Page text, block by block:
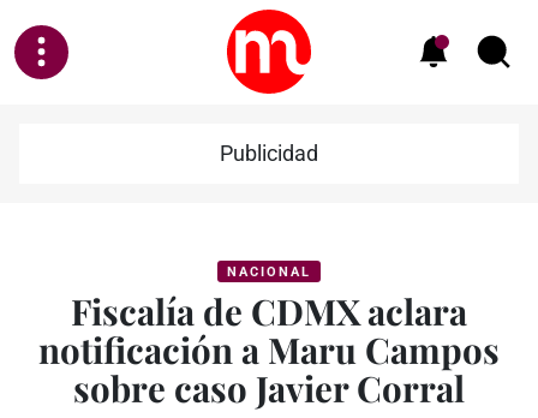
Publicidad
NACIONAL
Fiscalía de CDMX aclara
notificación a Maru Campos
sobre caso Javier Corral